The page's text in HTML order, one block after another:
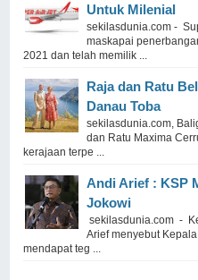
Untuk Milenial
sekilasdunia.com -
maskapai
2021 dan telah memilik ...
Raja dan Ratu
Danau Toba
sekilasdunia.com,
dan Ratu Maxima
kerajaan terpe ...
Andi Arief : KSP
Jokowi
sekilasdunia.com -
Arief menyebut
mendapat teg ...